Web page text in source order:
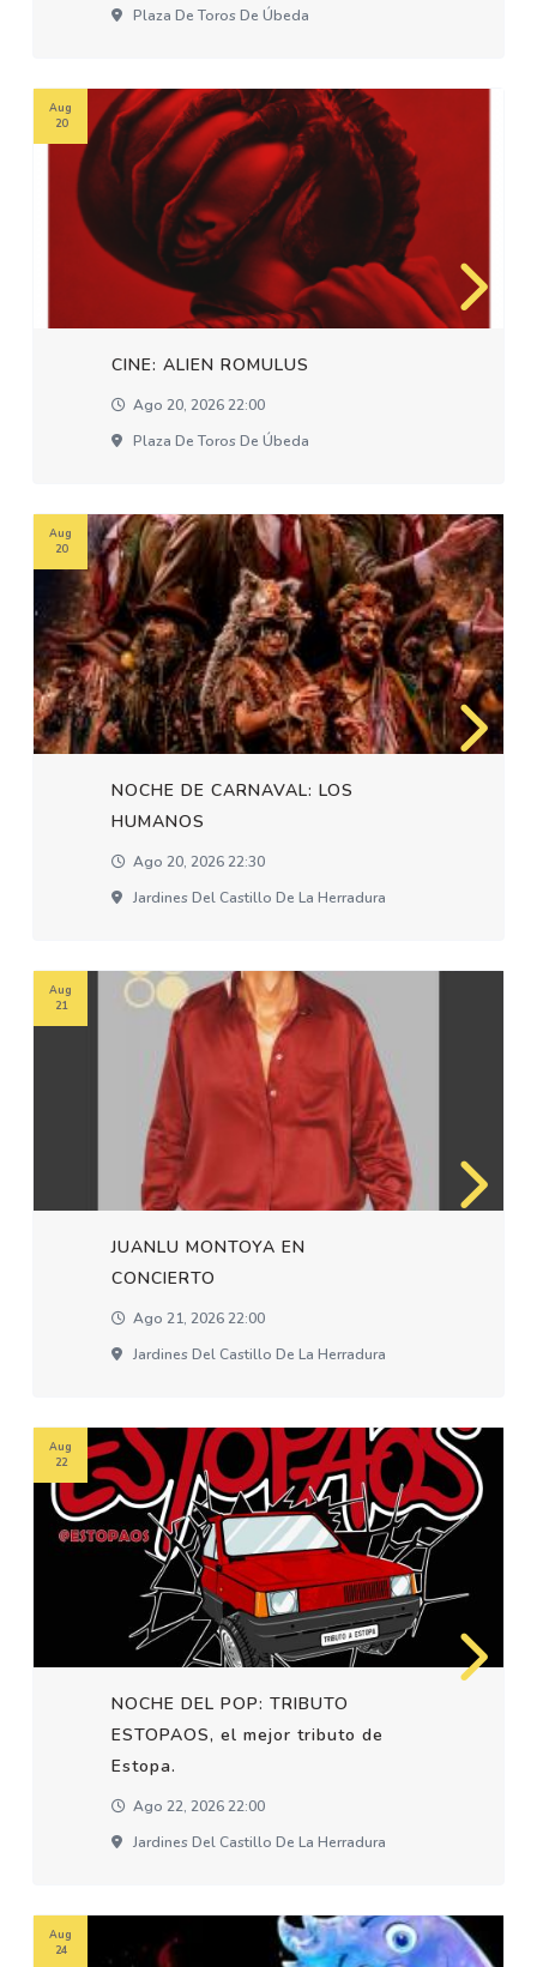
Plaza De Toros De Úbeda
CINE: ALIEN ROMULUS
Ago 20, 2026 22:00
Plaza De Toros De Úbeda
Aug
20
NOCHE DE CARNAVAL: LOS
HUMANOS
Ago 20, 2026 22:30
Jardines Del Castillo De La Herradura
Aug
20
JUANLU MONTOYA EN
CONCIERTO
Ago 21, 2026 22:00
Jardines Del Castillo De La Herradura
Aug
21
NOCHE DEL POP: TRIBUTO
ESTOPAOS, el mejor tributo de
Estopa.
Ago 22, 2026 22:00
Jardines Del Castillo De La Herradura
Aug
22
Aug
24